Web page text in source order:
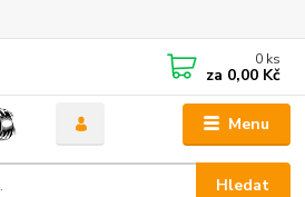
Menu
Hledat
0 ks
za 0,00 Kč